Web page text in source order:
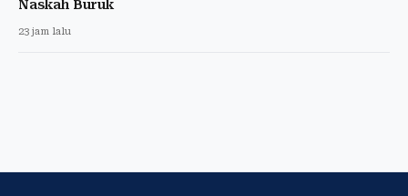
Naskah Buruk
23 jam lalu